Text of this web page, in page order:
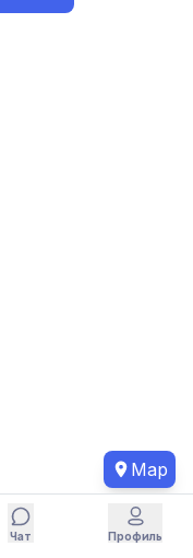
Map
Чат Профиль